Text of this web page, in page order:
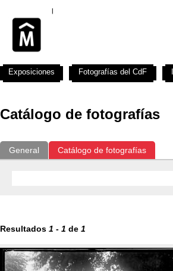
Catálogo de fotografías
General Catálogo de fotografías
Resultados 1 - 1 de 1
Exposiciones Fotografías del CdF